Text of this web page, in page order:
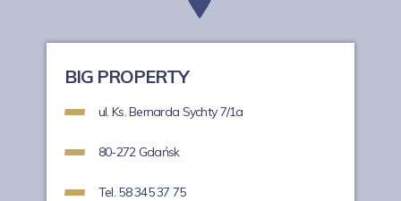
BIG PROPERTY
ul. Ks. Bernarda Sychty 7/1a
80-272 Gdańsk
Tel. 58 345 37 75